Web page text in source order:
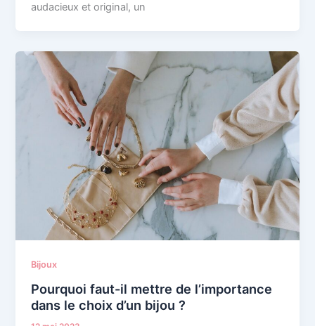
audacieux et original, un
Bijoux
Pourquoi faut-il mettre de l’importance
dans le choix d’un bijou ?